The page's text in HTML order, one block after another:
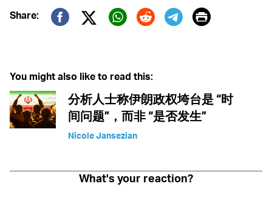
Share:
Twitter (X)
Print
You might also like to read this:
分析人士称伊朗政权垮台是 “时
间问题”，而非 “是否发生”
Nicole Jansezian